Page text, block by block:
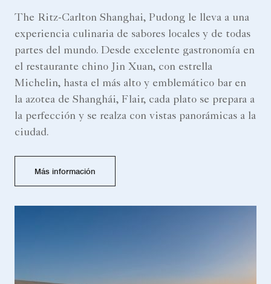
The Ritz-Carlton Shanghai, Pudong le lleva a una
experiencia culinaria de sabores locales y de todas
partes del mundo. Desde excelente gastronomía en
el restaurante chino Jin Xuan, con estrella
Michelin, hasta el más alto y emblemático bar en
la azotea de Shanghái, Flair, cada plato se prepara a
la perfección y se realza con vistas panorámicas a la
ciudad.
Más información